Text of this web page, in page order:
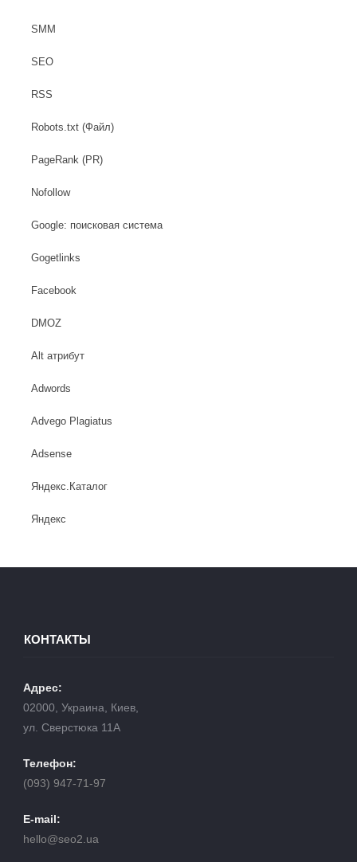
SMM
SEO
RSS
Robots.txt (Файл)
PageRank (PR)
Nofollow
Google: поисковая система
Gogetlinks
Facebook
DMOZ
Alt атрибут
Adwords
Advego Plagiatus
Adsense
Яндекс.Каталог
Яндекс
КОНТАКТЫ
Адрес:
02000, Украина, Киев,
ул. Сверстюка 11А
Телефон:
(093) 947-71-97
E-mail:
hello@seo2.ua